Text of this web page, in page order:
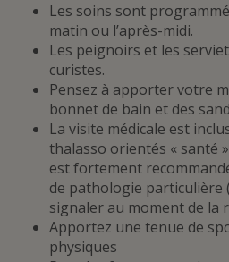
Les soins sont
matin ou l’après-midi.
Les peignoirs et les
curistes.
Pensez à apporter votre
bonnet de bain et des
La visite médicale est
thalasso orientés « santé
est fortement
de pathologie particulière
signaler au moment de la
Apportez une tenue de
physiques